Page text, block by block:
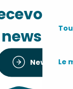
Le
Newsletter